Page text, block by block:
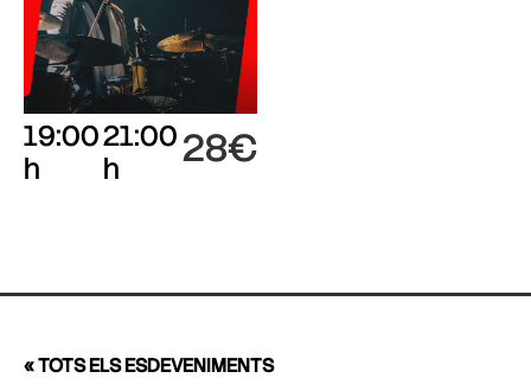
19:00
h
21:00
h
28€
« TOTS ELS ESDEVENIMENTS